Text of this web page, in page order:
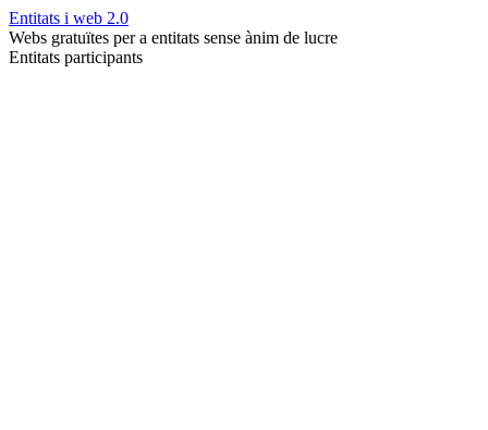
Entitats i web 2.0
Webs gratuïtes per a entitats sense ànim de lucre
Entitats participants